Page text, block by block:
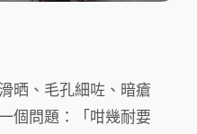
晒、毛孔細咗、暗瘡
個問題：「咁幾耐要